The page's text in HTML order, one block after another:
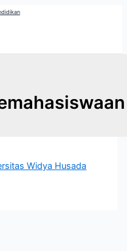
Widya Husada